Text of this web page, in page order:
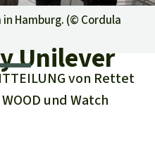
Hamburg. (© Cordula
Unilever
von Rettet
und Watch